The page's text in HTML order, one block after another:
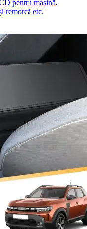
pentru mașină,
remorcă etc.